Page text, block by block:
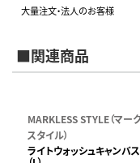
大量注文・法人のお客様
■関連商品
MARKLESS STYLE（マー
スタイル）
ライトウォッシュキャンバ